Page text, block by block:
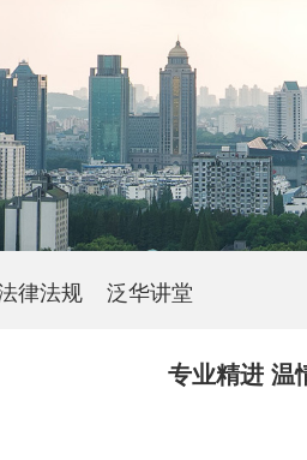
律法规 泛华讲堂
专业精进 温